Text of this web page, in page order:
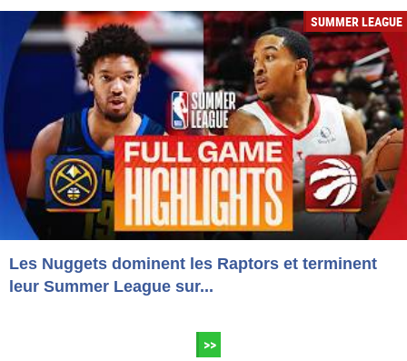
SUMMER LEAGUE
Les Nuggets dominent les Raptors et terminent
leur Summer League sur...
>>